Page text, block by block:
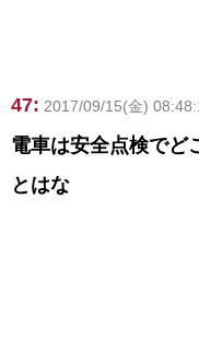
47: 2017/09/15(金)
電車は安全点検でど
とはな